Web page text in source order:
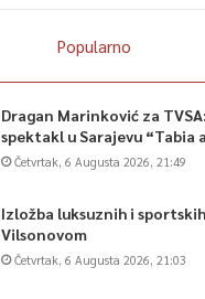
Popularno
Dragan Marinković za
spektakl u Sarajevu “Tabia
Četvrtak, 6 Augusta 2026, 21:49
Izložba luksuznih i
Vilsonovom
Četvrtak, 6 Augusta 2026, 21:03